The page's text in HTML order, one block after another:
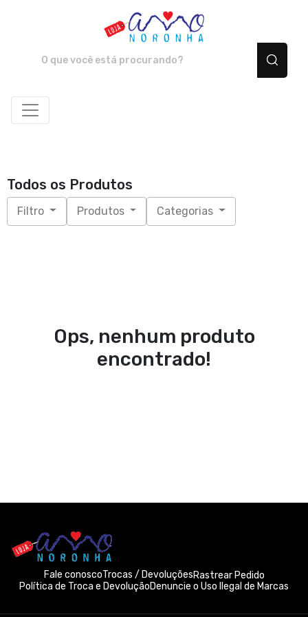
Todos os Produtos
Filtro Produtos Categorias
Ops, nenhum produto
encontrado!
Fale conoscoTrocas / DevoluçõesRastrear Pedido
Política de Troca e DevoluçãoDenuncie o Uso Ilegal de Marcas